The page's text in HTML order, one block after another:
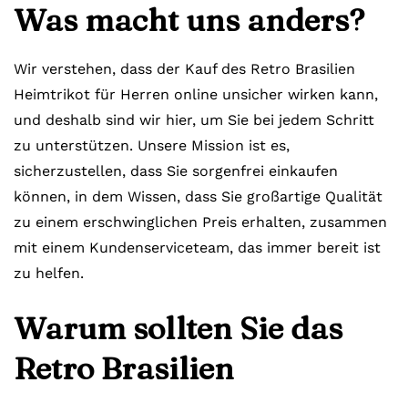
Was macht uns anders?
Wir verstehen, dass der Kauf des Retro Brasilien
Heimtrikot für Herren online unsicher wirken kann,
und deshalb sind wir hier, um Sie bei jedem Schritt
zu unterstützen. Unsere Mission ist es,
sicherzustellen, dass Sie sorgenfrei einkaufen
können, in dem Wissen, dass Sie großartige Qualität
zu einem erschwinglichen Preis erhalten, zusammen
mit einem Kundenserviceteam, das immer bereit ist
zu helfen.
Warum sollten Sie das
Retro Brasilien